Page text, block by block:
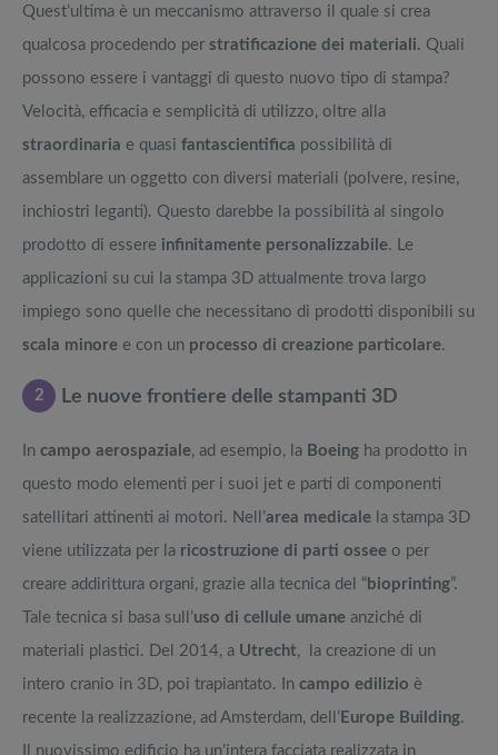
Quest’ultima è un meccanismo attraverso il quale si crea
qualcosa procedendo per stratificazione dei materiali. Quali
possono essere i vantaggi di questo nuovo tipo di stampa?
Velocità, efficacia e semplicità di utilizzo, oltre alla
straordinaria e quasi fantascientifica possibilità di
assemblare un oggetto con diversi materiali (polvere, resine,
inchiostri leganti). Questo darebbe la possibilità al singolo
prodotto di essere infinitamente personalizzabile. Le
applicazioni su cui la stampa 3D attualmente trova largo
impiego sono quelle che necessitano di prodotti disponibili su
scala minore e con un processo di creazione particolare.
2 Le nuove frontiere delle stampanti 3D
In campo aerospaziale, ad esempio, la Boeing ha prodotto in
questo modo elementi per i suoi jet e parti di componenti
satellitari attinenti ai motori. Nell’area medicale la stampa 3D
viene utilizzata per la ricostruzione di parti ossee o per
creare addirittura organi, grazie alla tecnica del “bioprinting”.
Tale tecnica si basa sull’uso di cellule umane anziché di
materiali plastici. Del 2014, a Utrecht, la creazione di un
intero cranio in 3D, poi trapiantato. In campo edilizio è
recente la realizzazione, ad Amsterdam, dell’ Europe Building.
Il nuovissimo edificio ha un’intera facciata realizzata in